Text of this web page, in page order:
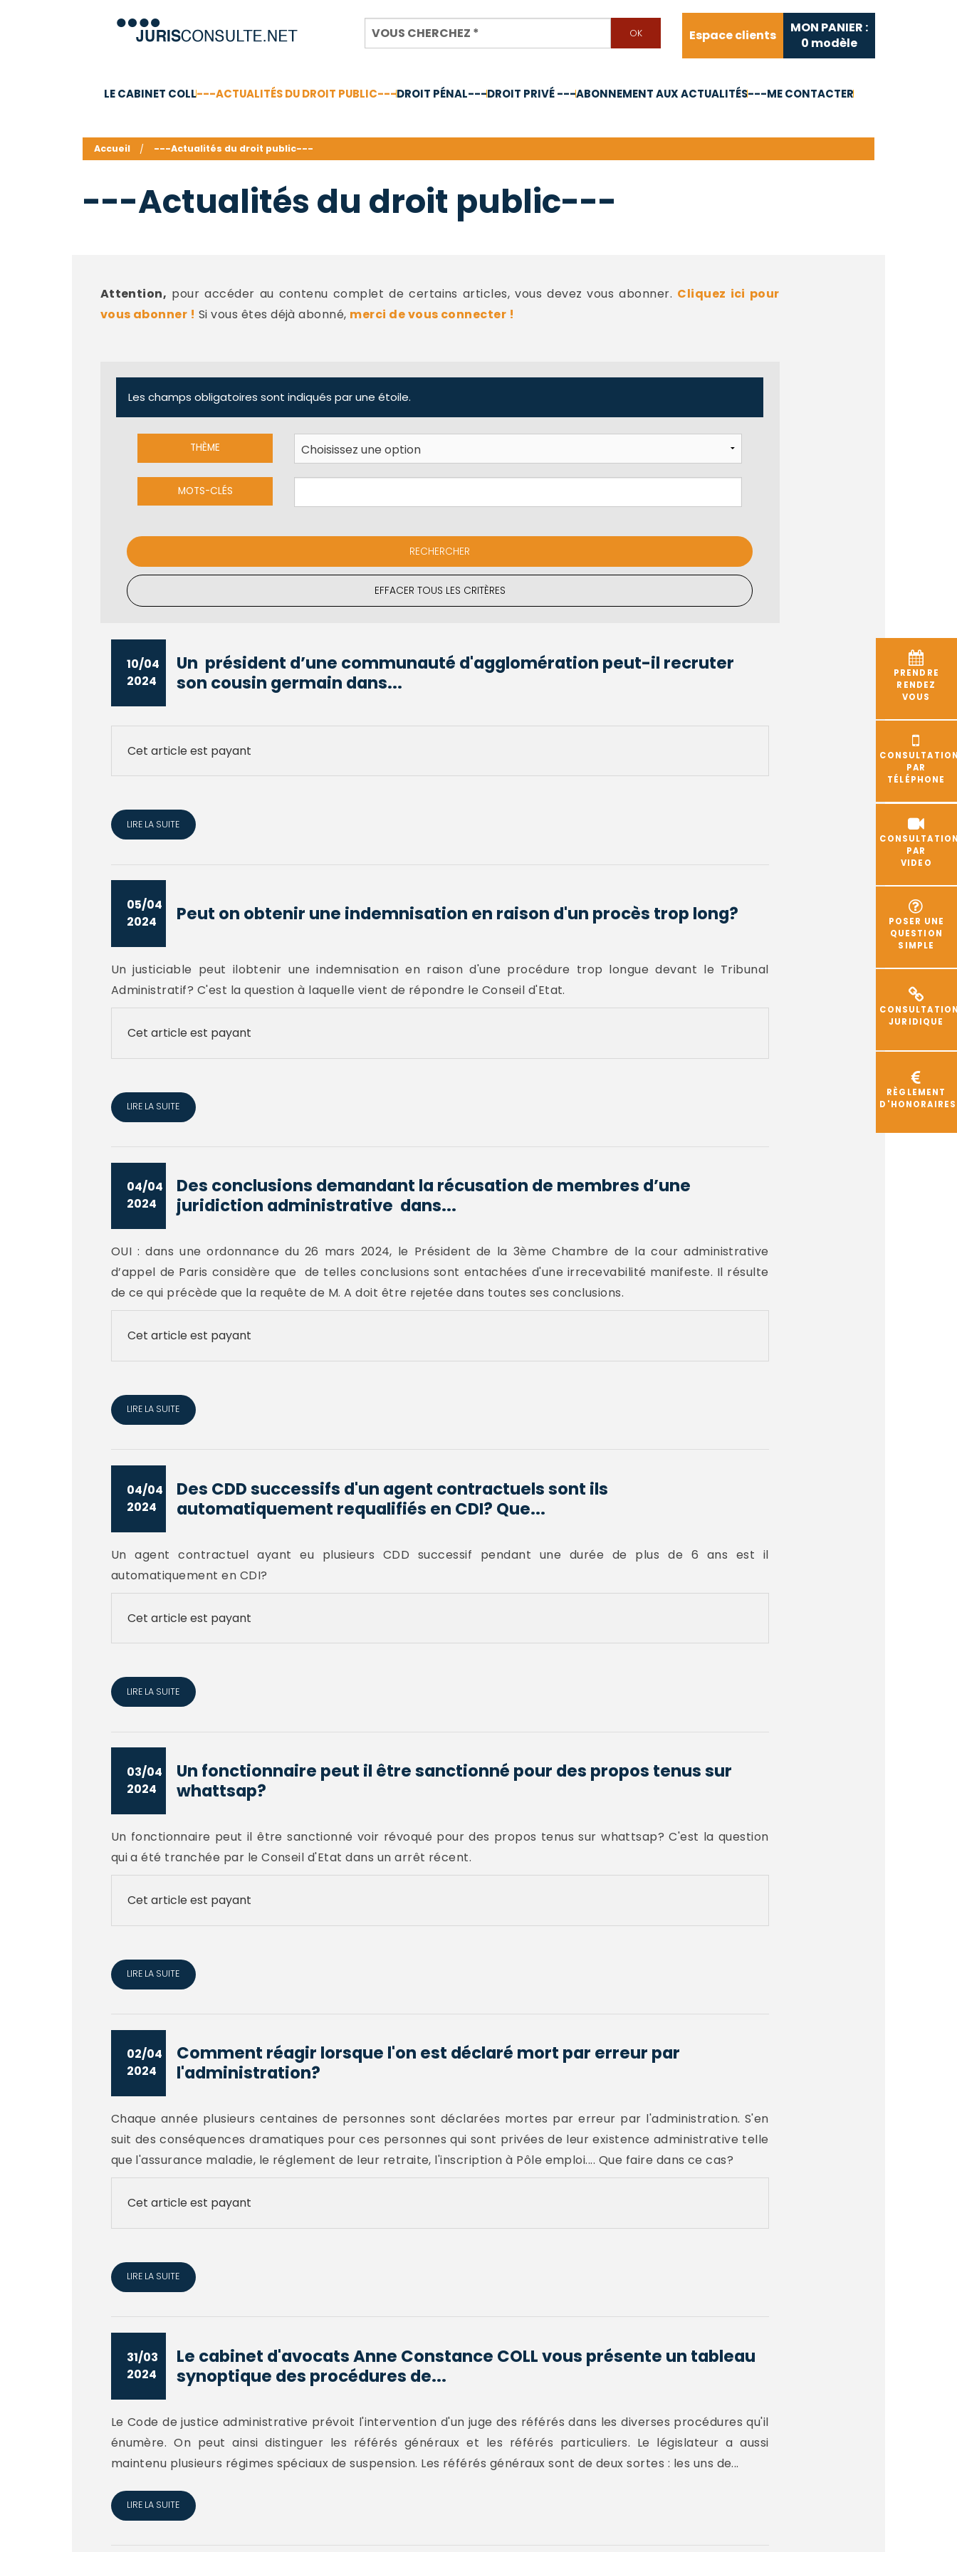
Espace clients
MON PANIER :
0 modèle
LE CABINET COLL---ACTUALITÉS DU DROIT PUBLIC---DROIT PÉNAL---DROIT PRIVÉ ---ABONNEMENT AUX ACTUALITÉS---ME CONTACTER
PRENDRE
RENDEZ
VOUS
PAR
TÉLÉPHONE
PAR
VIDEO
POSER UNE
QUESTION
SIMPLE
JURIDIQUE
RÈGLEMENT
D'HONORAIRES
Accueil ---Actualités du droit public---
---Actualités du droit public---
Attention, pour accéder au contenu complet de certains articles, vous devez vous abonner. Cliquez ici pour
vous abonner ! Si vous êtes déjà abonné, merci de vous connecter !
Les champs obligatoires sont indiqués par une étoile.
THÈME
MOTS-CLÉS
EFFACER TOUS LES CRITÈRES
10/04
2024
Un président d’une communauté d'agglomération peut-il recruter
son cousin germain dans...
Cet article est payant
LIRE LA SUITE
05/04
2024
Peut on obtenir une indemnisation en raison d'un procès trop long?
Un justiciable peut ilobtenir une indemnisation en raison d'une procédure trop longue devant le Tribunal
Administratif? C'est la question à laquelle vient de répondre le Conseil d'Etat.
Cet article est payant
LIRE LA SUITE
04/04
2024
Des conclusions demandant la récusation de membres d’une
juridiction administrative dans...
OUI : dans une ordonnance du 26 mars 2024, le Président de la 3ème Chambre de la cour administrative
d’appel de Paris considère que de telles conclusions sont entachées d'une irrecevabilité manifeste. Il résulte
de ce qui précède que la requête de M. A doit être rejetée dans toutes ses conclusions.
Cet article est payant
LIRE LA SUITE
04/04
2024
Des CDD successifs d'un agent contractuels sont ils
automatiquement requalifiés en CDI? Que...
Un agent contractuel ayant eu plusieurs CDD successif pendant une durée de plus de 6 ans est il
automatiquement en CDI?
Cet article est payant
LIRE LA SUITE
03/04
2024
Un fonctionnaire peut il être sanctionné pour des propos tenus sur
whattsap?
Un fonctionnaire peut il être sanctionné voir révoqué pour des propos tenus sur whattsap? C'est la question
qui a été tranchée par le Conseil d'Etat dans un arrêt récent.
Cet article est payant
LIRE LA SUITE
02/04
2024
Comment réagir lorsque l'on est déclaré mort par erreur par
l'administration?
Chaque année plusieurs centaines de personnes sont déclarées mortes par erreur par l'administration. S'en
suit des conséquences dramatiques pour ces personnes qui sont privées de leur existence administrative telle
que l'assurance maladie, le réglement de leur retraite, l'inscription à Pôle emploi.... Que faire dans ce cas?
Cet article est payant
LIRE LA SUITE
31/03
2024
Le cabinet d'avocats Anne Constance COLL vous présente un tableau
synoptique des procédures de...
Le Code de justice administrative prévoit l'intervention d'un juge des référés dans les diverses procédures qu'il
énumère. On peut ainsi distinguer les référés généraux et les référés particuliers. Le législateur a aussi
maintenu plusieurs régimes spéciaux de suspension. Les référés généraux sont de deux sortes : les uns de...
LIRE LA SUITE